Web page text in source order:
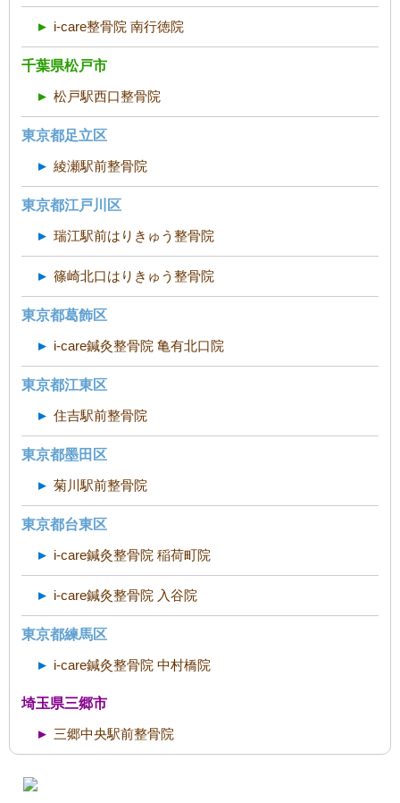
i-care整骨院 南行徳院
千葉県松戸市
松戸駅西口整骨院
東京都足立区
綾瀬駅前整骨院
東京都江戸川区
瑞江駅前はりきゅう整骨院
篠崎北口はりきゅう整骨院
東京都葛飾区
i-care鍼灸整骨院 亀有北口院
東京都江東区
住吉駅前整骨院
東京都墨田区
菊川駅前整骨院
東京都台東区
i-care鍼灸整骨院 稲荷町院
i-care鍼灸整骨院 入谷院
東京都練馬区
i-care鍼灸整骨院 中村橋院
埼玉県三郷市
三郷中央駅前整骨院